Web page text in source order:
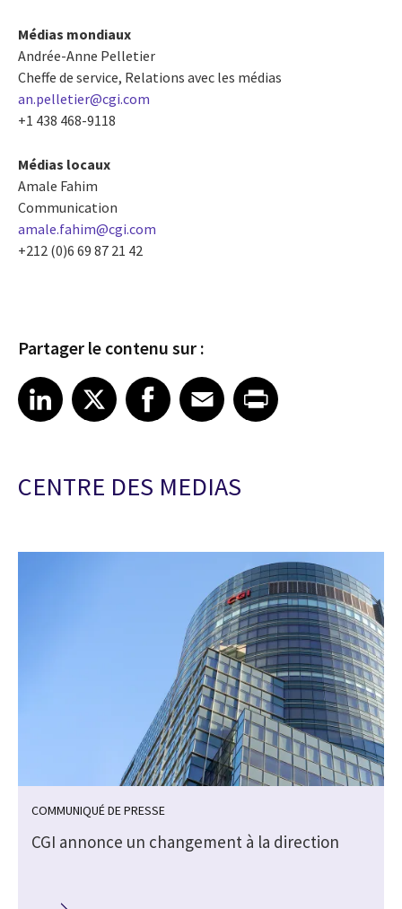
Médias mondiaux
Andrée-Anne Pelletier
Cheffe de service, Relations avec les médias
an.pelletier@cgi.com
+1 438 468-9118
Médias locaux
Amale Fahim
Communication
amale.fahim@cgi.com
+212 (0)6 69 87 21 42
Partager le contenu sur :
Share article on LinkedIn
LinkedIn
Share article on XShare article on Facebook
Facebook
Share article on Email
EmailShare article on Print
CENTRE DES MEDIAS
COMMUNIQUÉ DE PRESSE
CGI annonce un changement à la direction